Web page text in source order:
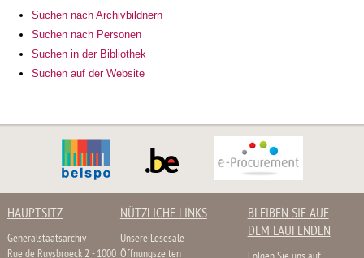
Suchen nach Archivbildnern
Suchen nach Personen
Suchen in der Bibliothek
Suchen auf der Website
HAUPTSITZ
Generalstaatsarchiv
Rue de Ruysbroeck 2 - 1000
NÜTZLICHE LINKS
Unsere Lesesäle
Öffnungszeiten
BLEIBEN SIE AUF
DEM LAUFENDEN